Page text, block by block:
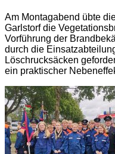
Am Montagabend übte
Garlstorf die
Vorführung der
durch die
Löschrucksäcken
ein praktischer